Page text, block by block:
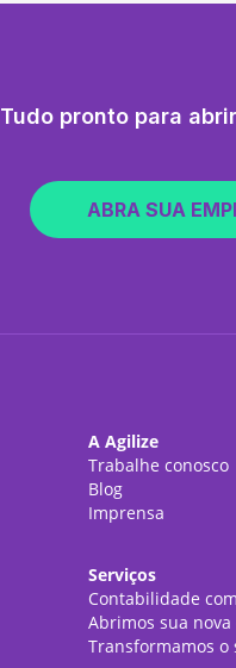
Tudo pronto para
ABRA SUA
A Agilize
Trabalhe conosco
Blog
Imprensa
Serviços
Contabilidade
Abrimos sua
Transformamos o